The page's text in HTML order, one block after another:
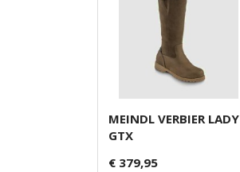
MEINDL VERBIER LADY
GTX
€ 379,95